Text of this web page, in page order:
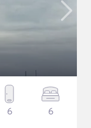
6 6